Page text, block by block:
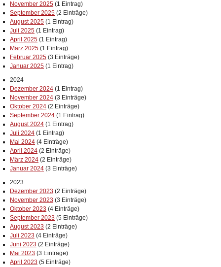
November 2025 (1 Eintrag)
September 2025 (2 Einträge)
August 2025 (1 Eintrag)
Juli 2025 (1 Eintrag)
April 2025 (1 Eintrag)
März 2025 (1 Eintrag)
Februar 2025 (3 Einträge)
Januar 2025 (1 Eintrag)
2024
Dezember 2024 (1 Eintrag)
November 2024 (3 Einträge)
Oktober 2024 (2 Einträge)
September 2024 (1 Eintrag)
August 2024 (1 Eintrag)
Juli 2024 (1 Eintrag)
Mai 2024 (4 Einträge)
April 2024 (2 Einträge)
März 2024 (2 Einträge)
Januar 2024 (3 Einträge)
2023
Dezember 2023 (2 Einträge)
November 2023 (3 Einträge)
Oktober 2023 (4 Einträge)
September 2023 (5 Einträge)
August 2023 (2 Einträge)
Juli 2023 (4 Einträge)
Juni 2023 (2 Einträge)
Mai 2023 (3 Einträge)
April 2023 (5 Einträge)